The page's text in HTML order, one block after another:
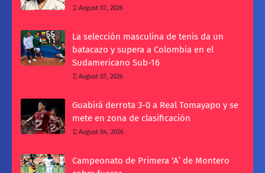
August 07, 2026
La selección masculina de tenis da un
batacazo y supera a Colombia en el
Sudamericano Sub-16
August 07, 2026
Guabirá derrota 3-0 a Real Tomayapo y se
mete en zona de clasificación
August 04, 2026
Campeonato de Primera ‘A’ de Montero